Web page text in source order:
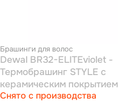
Брашинги для волос
Dewal BR32-ELITEviolet -
Термобрашинг STYLE с
керамическим покрытием
фиолетовый,
Снято с производства